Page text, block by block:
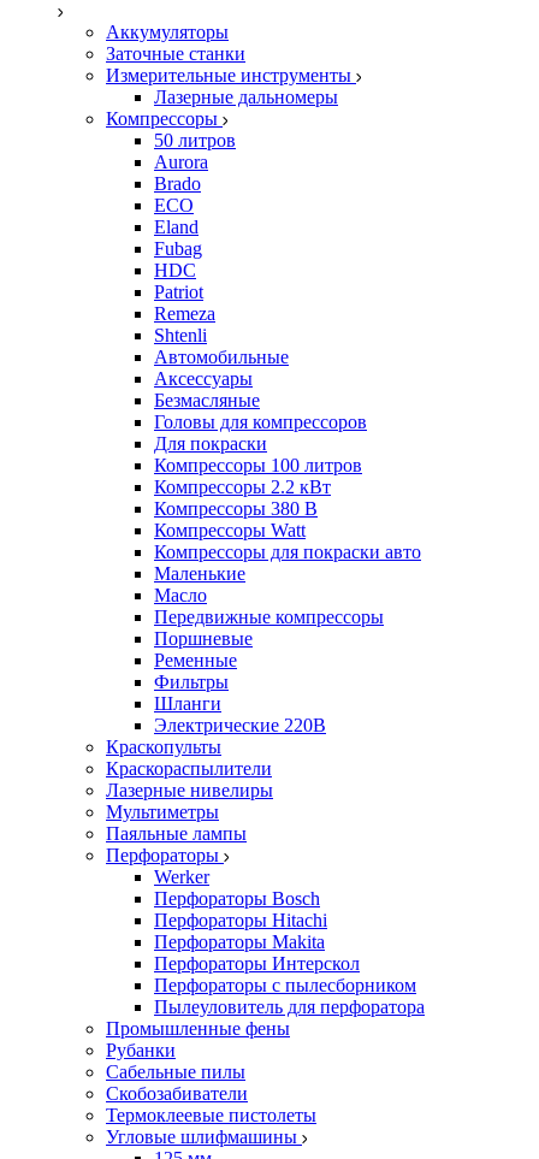
Аккумуляторы
Заточные станки
Измерительные инструменты
Лазерные дальномеры
Компрессоры
50 литров
Aurora
Brado
ECO
Eland
Fubag
HDC
Patriot
Remeza
Shtenli
Автомобильные
Аксессуары
Безмасляные
Головы для компрессоров
Для покраски
Компрессоры 100 литров
Компрессоры 2.2 кВт
Компрессоры 380 В
Компрессоры Watt
Компрессоры для покраски авто
Маленькие
Масло
Передвижные компрессоры
Поршневые
Ременные
Фильтры
Шланги
Электрические 220В
Краскопульты
Краскораспылители
Лазерные нивелиры
Мультиметры
Паяльные лампы
Перфораторы
Werker
Перфораторы Bosch
Перфораторы Hitachi
Перфораторы Makita
Перфораторы Интерскол
Перфораторы с пылесборником
Пылеуловитель для перфоратора
Промышленные фены
Рубанки
Сабельные пилы
Скобозабиватели
Термоклеевые пистолеты
Угловые шлифмашины